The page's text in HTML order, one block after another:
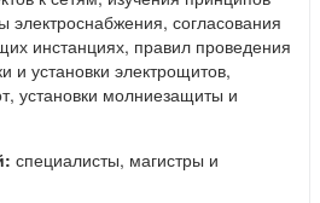
электроснабжения, согласования
инстанциях, правил проведения
и установки электрощитов,
установки молниезащиты и
специалисты, магистры и